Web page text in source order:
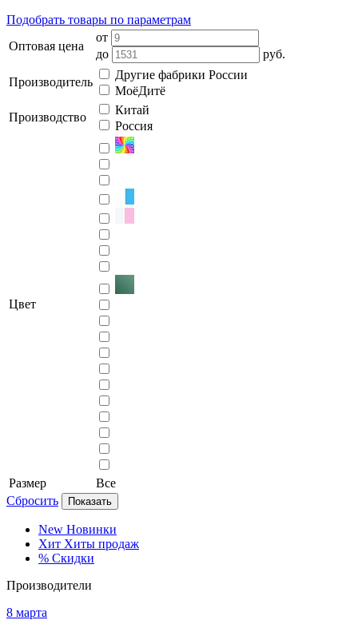
Подобрать товары по параметрам
Оптовая цена
от
до
руб.
Производитель
Другие фабрики России
МоёДитё
Производство
Китай
Россия
Цвет
Размер
Все
Сбросить
Показать
New Новинки
Хит Хиты продаж
% Скидки
Производители
8 марта